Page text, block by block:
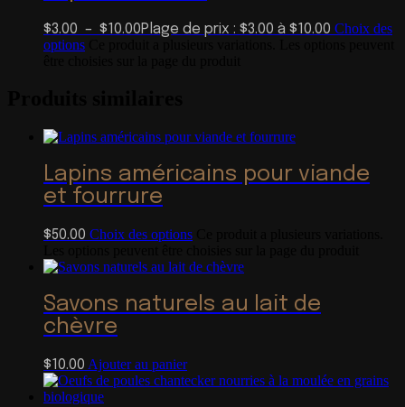
$3.00 – $10.00Plage de prix : $3.00 à $10.00 Choix des
options
Lapins américains pour viande
et fourrure
$50.00 Choix des options
Savons naturels au lait de
chèvre
$10.00 Ajouter au panier